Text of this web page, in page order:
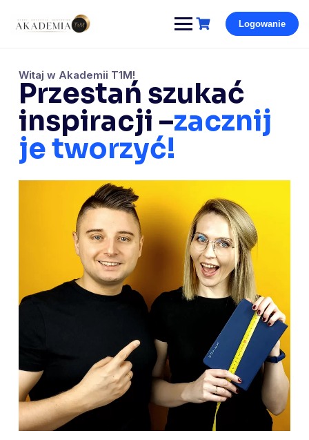
treści
Logowanie
Witaj w Akademii T1M!
Przestań szukać
inspiracji –zacznij
je tworzyć!